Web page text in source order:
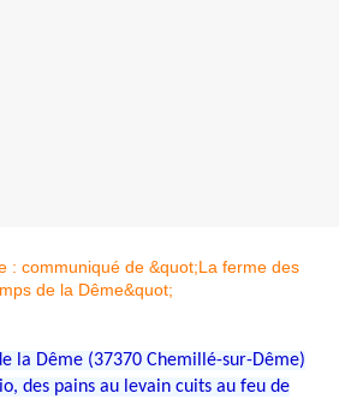
la Dême (37370 Chemillé-sur-Dême)
des pains au levain cuits au feu de